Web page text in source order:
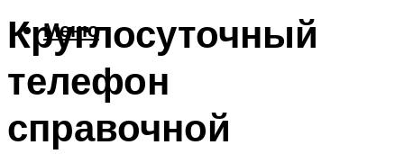
Меню
Круглосуточный
телефон
справочной